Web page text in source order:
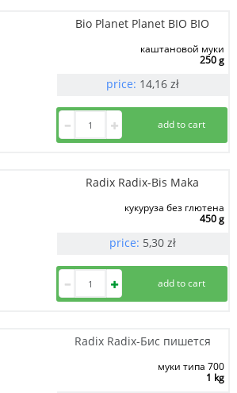
Bio Planet Planet BIO BIO
каштановой муки
250 g
price: 14,16 zł
Radix Radix-Bis Maka
кукуруза без глютена
450 g
price: 5,30 zł
Radix Radix-Бис пишется
муки типа 700
1 kg